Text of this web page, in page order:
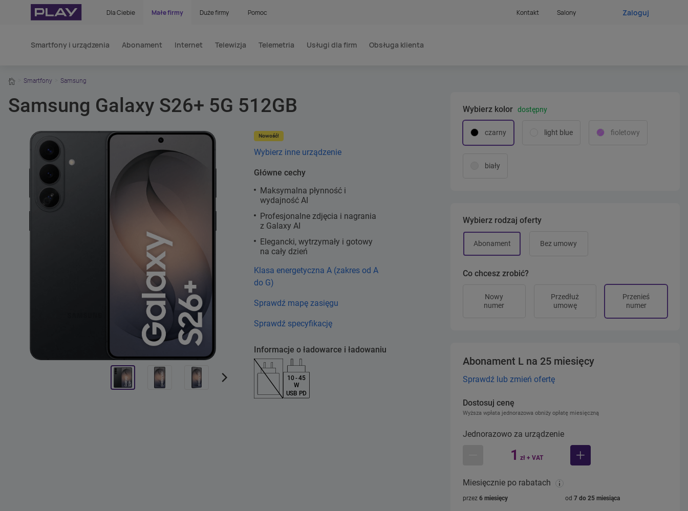
Dla Ciebie Małe firmy Duże firmy Pomoc Kontakt Salony Zaloguj
Smartfony i urządzenia Abonament Internet Telewizja Telemetria Usługi dla firm Obsługa klienta
home
Smartfony Samsung
Samsung Galaxy S26+ 5G 512GB
Nowość!
Wybierz inne urządzenie
Główne cechy
Maksymalna płynność i
wydajność AI
Profesjonalne zdjęcia i nagrania
z Galaxy AI
Elegancki, wytrzymały i gotowy
na cały dzień
Klasa energetyczna A (zakres od A
do G)
Sprawdź mapę zasięgu
Sprawdź specyfikację
Informacje o ładowarce i ładowaniu
10 - 45
W
USB PD
Wybierz kolor dostępny
czarny light blue fioletowy
biały
Wybierz rodzaj oferty
Abonament Bez umowy
Co chcesz zrobić?
Nowy
numer
Przedłuż
umowę
Przenieś
numer
Abonament L na 25 miesięcy
Sprawdź lub zmień ofertę
Dostosuj cenę
Wyższa wpłata jednorazowa obniży opłatę miesięczną
Jednorazowo za urządzenie
1 zł + VAT więcej
Miesięcznie po rabatach
przez 6 miesięcy od 7 do 25 miesiąca